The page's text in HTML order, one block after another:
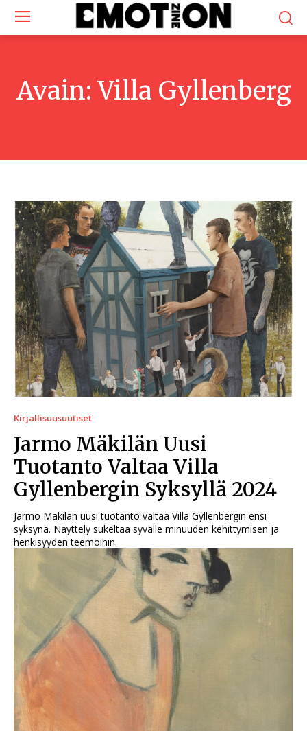
Avain:Villa Gyllenberg
Kirjallisuusuutiset
Jarmo Mäkilän Uusi
Tuotanto Valtaa Villa
Gyllenbergin Syksyllä 2024
Jarmo Mäkilän uusi tuotanto valtaa Villa Gyllenbergin ensi
syksynä. Näyttely sukeltaa syvälle minuuden kehittymisen ja
henkisyyden teemoihin.